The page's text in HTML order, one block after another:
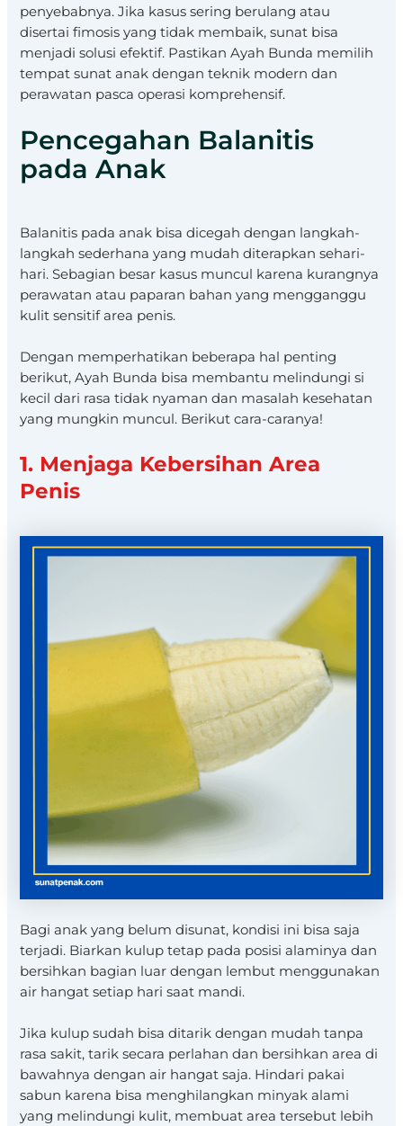
penyebabnya. Jika kasus sering berulang atau
disertai fimosis yang tidak membaik, sunat bisa
menjadi solusi efektif. Pastikan Ayah Bunda memilih
tempat sunat anak dengan teknik modern dan
perawatan pasca operasi komprehensif.
Pencegahan Balanitis
pada Anak
Balanitis pada anak bisa dicegah dengan langkah-
langkah sederhana yang mudah diterapkan sehari-
hari. Sebagian besar kasus muncul karena kurangnya
perawatan atau paparan bahan yang mengganggu
kulit sensitif area penis.
Dengan memperhatikan beberapa hal penting
berikut, Ayah Bunda bisa membantu melindungi si
kecil dari rasa tidak nyaman dan masalah kesehatan
yang mungkin muncul. Berikut cara-caranya!
1. Menjaga Kebersihan Area
Penis
Bagi anak yang belum disunat, kondisi ini bisa saja
terjadi. Biarkan kulup tetap pada posisi alaminya dan
bersihkan bagian luar dengan lembut menggunakan
air hangat setiap hari saat mandi.
Jika kulup sudah bisa ditarik dengan mudah tanpa
rasa sakit, tarik secara perlahan dan bersihkan area di
bawahnya dengan air hangat saja. Hindari pakai
sabun karena bisa menghilangkan minyak alami
yang melindungi kulit, membuat area tersebut lebih